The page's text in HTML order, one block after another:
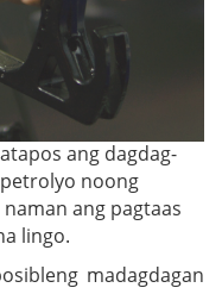
ang dagdag-
noong
ang pagtaas
lingo.
madagdagan